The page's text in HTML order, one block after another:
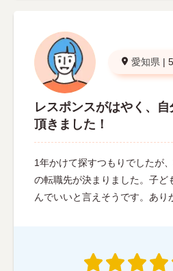
愛知県 |
レスポンスがはやく、
頂きました！
1年かけて探すつもりでしたが
の転職先が決まりました。子ど
んでいいと言えそうです。あり